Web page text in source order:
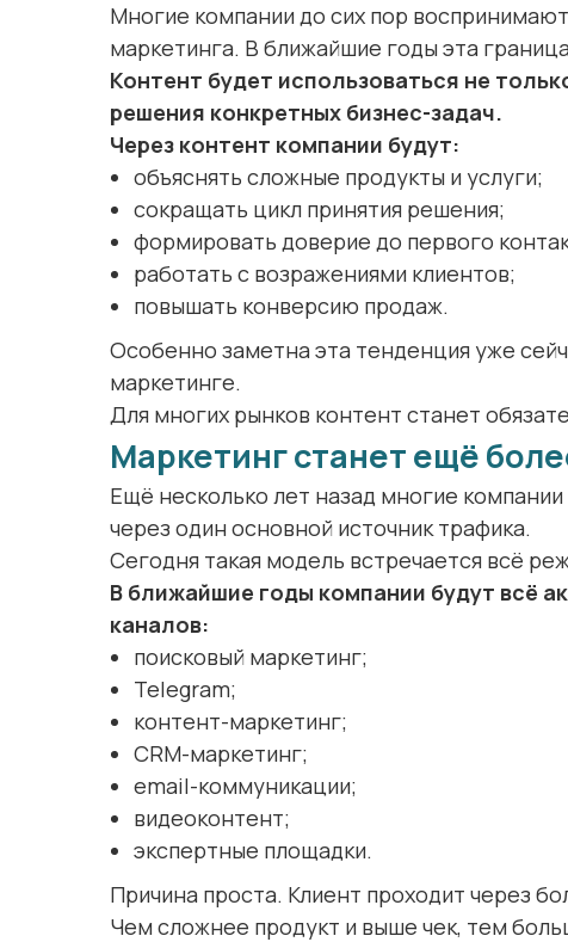
Многие компании до сих пор
маркетинга. В ближайшие годы эта
Контент будет использоваться не
решения конкретных бизнес-задач.
Через контент компании будут:
объяснять сложные продукты и услуги;
сокращать цикл принятия решения;
формировать доверие до первого
работать с возражениями клиентов;
повышать конверсию продаж.
Особенно заметна эта тенденция уже
маркетинге.
Для многих рынков контент станет
Маркетинг станет ещё
Ещё несколько лет назад многие
через один основной источник трафика.
Сегодня такая модель встречается всё
В ближайшие годы компании будут всё
каналов:
поисковый маркетинг;
Telegram;
контент-маркетинг;
CRM-маркетинг;
email-коммуникации;
видеоконтент;
экспертные площадки.
Причина проста. Клиент проходит через
Чем сложнее продукт и выше чек, тем